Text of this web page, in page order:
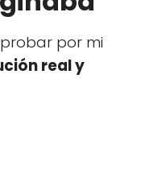
por mi
real y